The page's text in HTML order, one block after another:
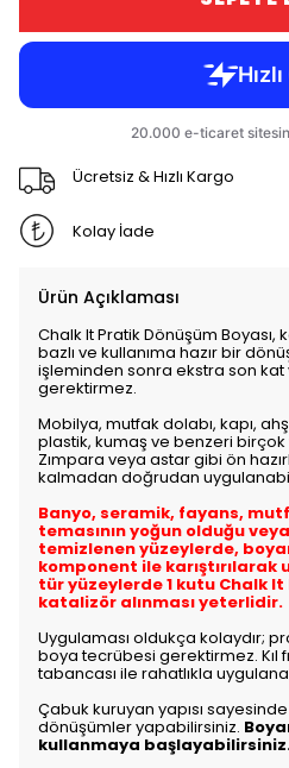
Ücretsiz & Hızlı Kargo
Kolay İade
Ürün Açıklaması
Chalk It Pratik Dönüşüm Boyası,
bazlı ve kullanıma hazır bir
işleminden sonra ekstra son kat
gerektirmez.
Mobilya, mutfak dolabı, kapı,
plastik, kumaş ve benzeri birçok
Zımpara veya astar gibi ön
kalmadan doğrudan
Banyo, seramik, fayans,
temasının yoğun olduğu
temizlenen yüzeylerde,
komponent ile karıştırılarak
tür yüzeylerde 1 kutu Chalk
katalizör alınması yeterlidir.
Uygulaması oldukça kolaydır;
boya tecrübesi gerektirmez. Kıl
tabancası ile rahatlıkla
Çabuk kuruyan yapısı sayesinde
dönüşümler yapabilirsiniz.
kullanmaya